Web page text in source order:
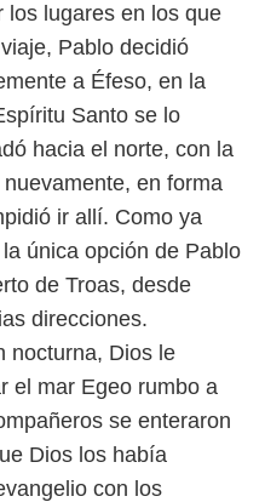
los lugares en los que
Pablo decidió
a Éfeso, en la
Santo se lo
hacia el norte, con la
en forma
ir allí. Como ya
única opción de Pablo
de Troas, desde
direcciones.
nocturna, Dios le
el mar Egeo rumbo a
se enteraron
Dios los había
con los